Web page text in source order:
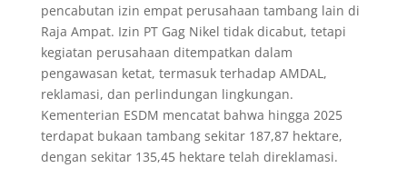
pencabutan izin empat perusahaan tambang lain di
Raja Ampat. Izin PT Gag Nikel tidak dicabut, tetapi
kegiatan perusahaan ditempatkan dalam
pengawasan ketat, termasuk terhadap AMDAL,
reklamasi, dan perlindungan lingkungan.
Kementerian ESDM mencatat bahwa hingga 2025
terdapat bukaan tambang sekitar 187,87 hektare,
dengan sekitar 135,45 hektare telah direklamasi.